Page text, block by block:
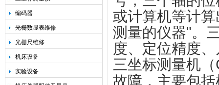
编码器
光栅数显表维修
光栅尺维修
机床设备
实验设备
或计算机等计
测量的仪器"。
度、定位精度
三坐标测量机
故障，主要包